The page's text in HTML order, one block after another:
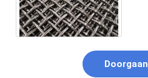
Doorgaan